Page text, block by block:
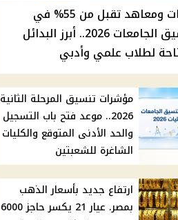
كليات ومعاهد تقبل من 55% في
تنسيق الجامعات 2026.. أبرز البدائل
لطلاب علمي وأدبي
مؤشرات تنسيق المرحلة الثانية
2026.. موعد فتح باب التسجيل
والحد الأدنى المتوقع والكليات
الشاغرة للشعبتين
ارتفاع جديد بأسعار الذهب
بمصر. عيار 21 يكسر حاجز 6000